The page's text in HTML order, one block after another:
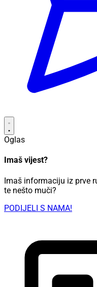
Oglas
Imaš vijest?
Imaš informaciju iz prve
te nešto muči?
PODIJELI S NAMA!